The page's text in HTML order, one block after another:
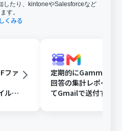
したり、kintoneやSalesforceなど
す。
くみる
ファ
ルに
定期的にGammaで
回答の集計レポート
てGmailで送付する